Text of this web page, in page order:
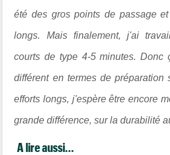
été des gros points de passage
longs. Mais finalement, j'ai
courts de type 4-5 minutes. Donc
différent en termes de
efforts longs, j'espère être encore
grande différence, sur la durabilité
A lire aussi...